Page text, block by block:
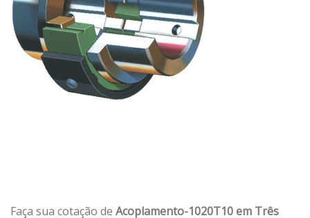
Faça sua cotação de Acoplamento-1020T10 em Três